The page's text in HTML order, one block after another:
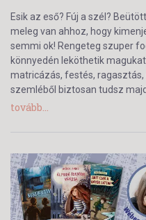
Esik az eső? Fúj a szél?
meleg van ahhoz, hogy
semmi ok! Rengeteg szuper
könnyedén leköthetik
matricázás, festés, ragasztás,
szemléből biztosan tudsz
tovább...